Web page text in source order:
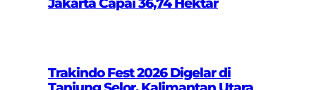
Jakarta Capai 36,74 Hektar
Trakindo Fest 2026 Digelar di